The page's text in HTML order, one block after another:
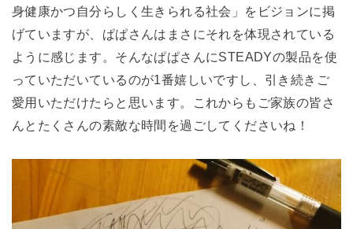
身健康かつ自分らしく生きられる社会」をビジョンに掲
げていますが、ぱぱさんはまさにそれを体現されている
ように感じます。そんなぱぱさんにSTEADYの製品を使
っていただいているのが1番嬉しいですし、引き続きご
愛用いただけたらと思います。これからもご家族の皆さ
んとたくさんの素敵な時間を過ごしてくださいね！